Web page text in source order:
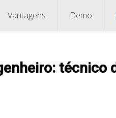
Vantagens Demo
técnico